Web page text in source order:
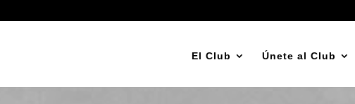
El Club Únete al Club